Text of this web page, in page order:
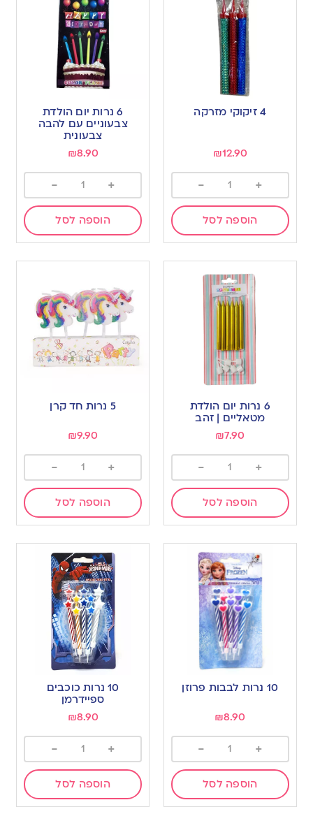
4 זיקוקי מזרקה
₪12.90
+
-
הוספה לסל
6 נרות יום הולדת
צבעוניים עם להבה
צבעונית
₪8.90
+
-
הוספה לסל
6 נרות יום הולדת
מטאליים | זהב
₪7.90
+
-
הוספה לסל
5 נרות חד קרן
₪9.90
+
-
הוספה לסל
10 נרות לבבות פרוזן
₪8.90
+
-
הוספה לסל
10 נרות כוכבים
ספיידרמן
₪8.90
+
-
הוספה לסל